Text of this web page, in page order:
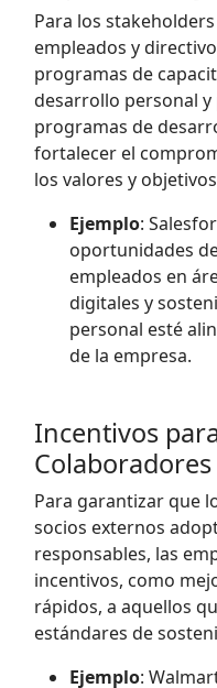
Para los
empleados y
programas de
desarrollo personal
programas de
fortalecer el
los valores y
Ejemplo:
oportunidades
empleados en
digitales y
personal esté
de la empresa.
Incentivos
Colaboradores
Para garantizar que
socios externos
responsables, las
incentivos, como
rápidos, a aquellos
estándares de
Ejemplo: